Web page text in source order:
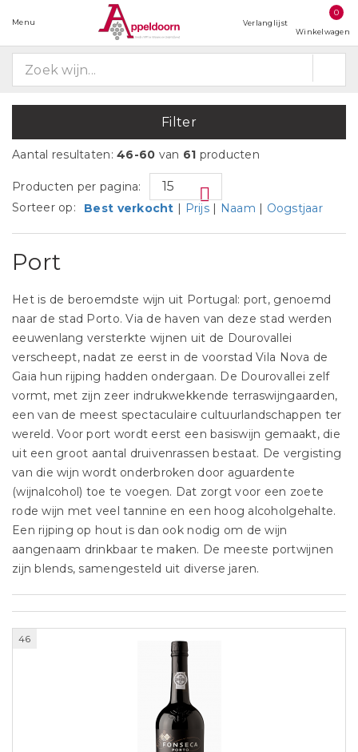
Menu Verlanglijst
0
Winkelwagen
Filter
Aantal resultaten: 46-60 van 61 producten
Producten per pagina:
Sorteer op:
Best verkocht | Prijs | Naam | Oogstjaar
Port
Het is de beroemdste wijn uit Portugal: port, genoemd
naar de stad Porto. Via de haven van deze stad werden
eeuwenlang versterkte wijnen uit de Dourovallei
verscheept, nadat ze eerst in de voorstad Vila Nova de
Gaia hun rijping hadden ondergaan. De Dourovallei zelf
vormt, met zijn zeer indrukwekkende terraswijngaarden,
een van de meest spectaculaire cultuurlandschappen ter
wereld. Voor port wordt eerst een basiswijn gemaakt, die
uit een groot aantal druivenrassen bestaat. De vergisting
van die wijn wordt onderbroken door aguardente
(wijnalcohol) toe te voegen. Dat zorgt voor een zoete
rode wijn met veel tannine en een hoog alcoholgehalte.
Een rijping op hout is dan ook nodig om de wijn
aangenaam drinkbaar te maken. De meeste portwijnen
zijn blends, samengesteld uit diverse jaren.
46